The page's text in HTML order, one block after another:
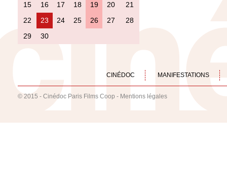
15
16 17 18 19 20
21
22
23 24 25 26 27
28
29
30
CINÉDOC MANIFESTATIONS
© 2015 - Cinédoc Paris Films Coop - Mentions légales